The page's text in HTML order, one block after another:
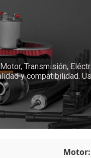
Transmisión,
y compatibilidad.
Motor: